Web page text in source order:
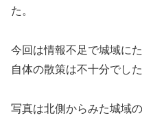
た。
今回は情報不足で城域に
自体の散策は不十分でした
写真は北側からみた城域の